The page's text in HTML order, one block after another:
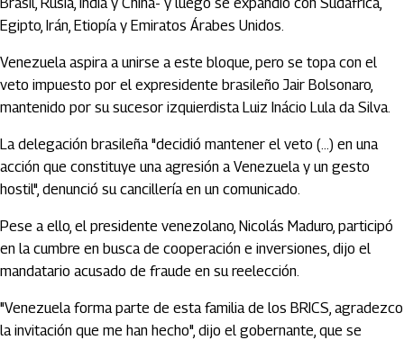
Egipto, Irán, Etiopía y Emiratos Árabes Unidos.
Venezuela aspira a unirse a este bloque, pero se topa con el
veto impuesto por el expresidente brasileño Jair Bolsonaro,
mantenido por su sucesor izquierdista Luiz Inácio Lula da Silva.
La delegación brasileña "decidió mantener el veto (...) en una
acción que constituye una agresión a Venezuela y un gesto
hostil", denunció su cancillería en un comunicado.
Pese a ello, el presidente venezolano, Nicolás Maduro, participó
en la cumbre en busca de cooperación e inversiones, dijo el
mandatario acusado de fraude en su reelección.
"Venezuela forma parte de esta familia de los BRICS, agradezco
la invitación que me han hecho", dijo el gobernante, que se